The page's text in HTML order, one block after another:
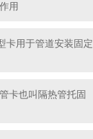
用
卡用于管道安装固定
卡也叫隔热管托固